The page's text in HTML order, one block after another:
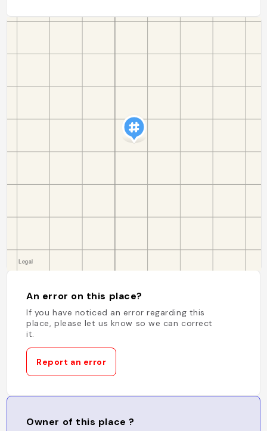
An error on this place?
If you have noticed an error regarding this
place, please let us know so we can correct
it.
Report an error
Owner of this place ?